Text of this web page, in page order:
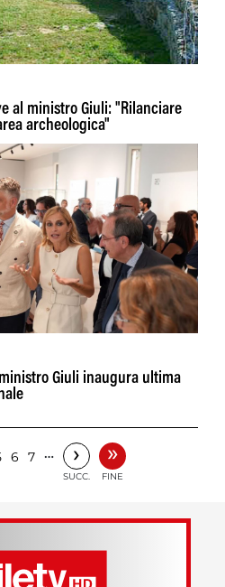
al ministro Giuli: "Rilanciare
archeologica"
Giuli inaugura ultima
6 7 … ›
SUCC.
»
FINE